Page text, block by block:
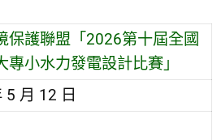
保護聯盟「2026第十屆全國
專小水力發電設計比賽」
5 月 12 日